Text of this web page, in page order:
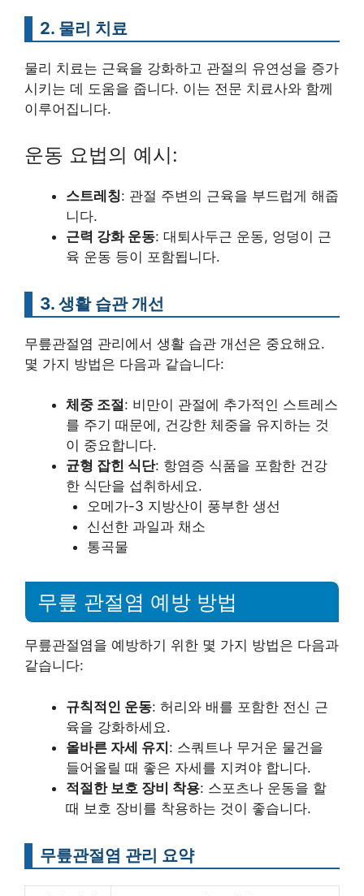
2. 물리 치료
물리 치료는 근육을 강화하고 관절의 유연성을 증가
시키는 데 도움을 줍니다. 이는 전문 치료사와 함께
이루어집니다.
운동 요법의 예시:
스트레칭: 관절 주변의 근육을 부드럽게 해줍
니다.
근력 강화 운동: 대퇴사두근 운동, 엉덩이 근
육 운동 등이 포함됩니다.
3. 생활 습관 개선
무릎관절염 관리에서 생활 습관 개선은 중요해요.
몇 가지 방법은 다음과 같습니다:
체중 조절: 비만이 관절에 추가적인 스트레스
를 주기 때문에, 건강한 체중을 유지하는 것
이 중요합니다.
균형 잡힌 식단: 항염증 식품을 포함한 건강
한 식단을 섭취하세요.
오메가-3 지방산이 풍부한 생선
신선한 과일과 채소
통곡물
무릎 관절염 예방 방법
무릎관절염을 예방하기 위한 몇 가지 방법은 다음과
같습니다:
규칙적인 운동: 허리와 배를 포함한 전신 근
육을 강화하세요.
올바른 자세 유지: 스쿼트나 무거운 물건을
들어올릴 때 좋은 자세를 지켜야 합니다.
적절한 보호 장비 착용: 스포츠나 운동을 할
때 보호 장비를 착용하는 것이 좋습니다.
무릎관절염 관리 요약